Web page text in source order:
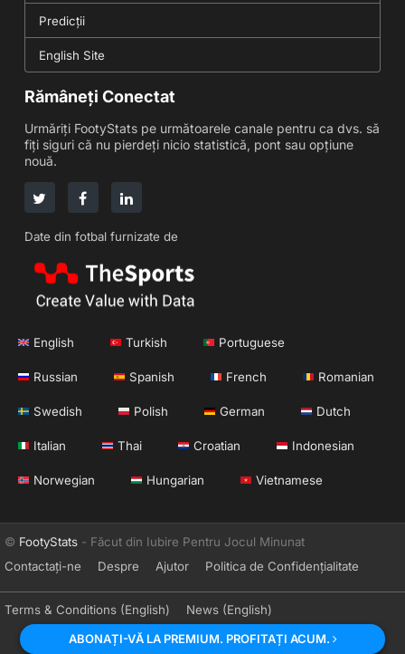
Predicții
English Site
Rămâneți Conectat
Urmăriți FootyStats pe următoarele canale pentru ca dvs. să
fiți siguri că nu pierdeți nicio statistică, pont sau opțiune
nouă.
Date din fotbal furnizate de
English Turkish Portuguese
Russian Spanish French Romanian
Swedish Polish German Dutch
Italian Thai Croatian Indonesian
Norwegian Hungarian Vietnamese
© FootyStats - Făcut din Iubire Pentru Jocul Minunat
Contactați-ne
Despre Ajutor Politica de Confidențialitate
Terms & Conditions (English)
News (English)
ABONAȚI-VĂ LA PREMIUM. PROFITAȚI ACUM.